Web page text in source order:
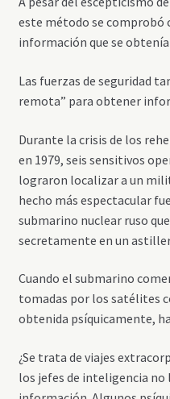
este método se comprobó
información que se
Las fuerzas de seguridad
remota” para obtener
Durante la crisis de los
en 1979, seis sensitivos
lograron localizar a un
hecho más espectacular
submarino nuclear ruso
secretamente en un
Cuando el submarino
tomadas por los satélites
obtenida psíquicamente,
¿Se trata de viajes
los jefes de inteligencia